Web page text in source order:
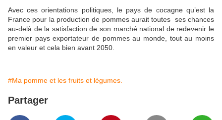
Avec ces orientations politiques, le pays de cocagne qu’est la
France pour la production de pommes aurait toutes ses chances
au-delà de la satisfaction de son marché national de redevenir le
premier pays exportateur de pommes au monde, tout au moins
en valeur et cela bien avant 2050.
#Ma pomme et les fruits et légumes.
Partager